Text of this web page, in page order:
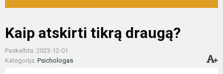
Kaip atskirti tikrą draugą?
Paskelbta: 2023-12-01
Kategorija: Psichologas